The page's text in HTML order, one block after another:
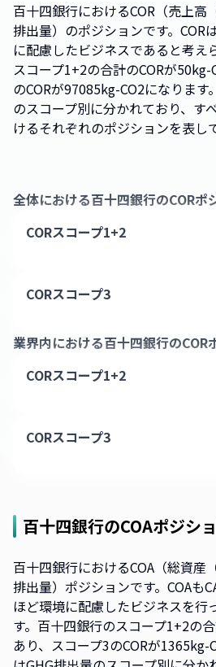
百十四銀行におけるCOR（売上高
排出量）のポジションです。COR
に配慮したビジネスであると考え
スコープ1+2の合計のCORが
のCORが97085kg-CO2になります
のスコープ別に分かれており、す
けるそれぞれのポジションを表し
全体における百十四銀行のCORポ
CORスコープ1+2
CORスコープ3
業界内における百十四銀行のCOR
CORスコープ1+2
CORスコープ3
百十四銀行のCOAポジシ
百十四銀行におけるCOA（総資産
排出量）ポジションです。COAも
ほど環境に配慮したビジネスを行
す。百十四銀行のスコープ1+2の
あり、スコープ3のCORが1365kg-